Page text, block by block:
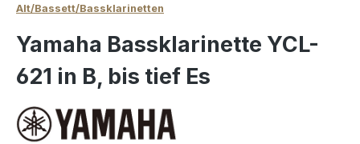
Alt/Bassett/Bassklarinetten
Yamaha Bassklarinette YCL-
621 in B, bis tief Es